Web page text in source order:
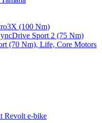
(100 Nm)
Sport 2 (75 Nm)
(70 Nm), Life, Core Motors
Revolt e-bike